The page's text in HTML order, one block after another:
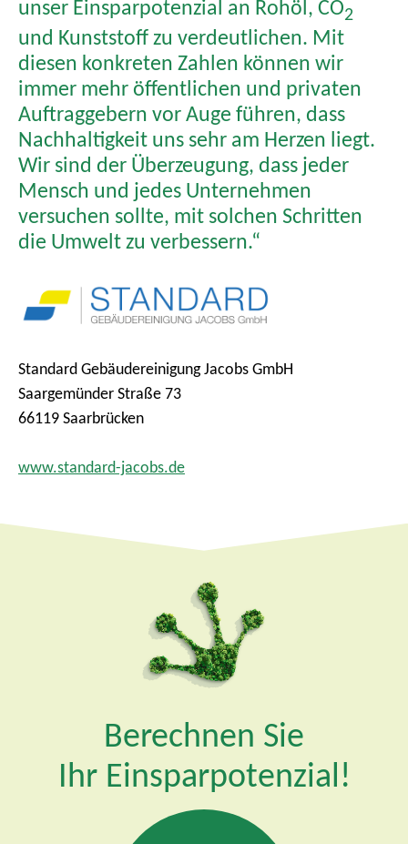
unser Einsparpotenzial an Rohöl, CO2
und Kunststoff zu verdeutlichen. Mit
diesen konkreten Zahlen können wir
immer mehr öffentlichen und privaten
Auftraggebern vor Auge führen, dass
Nachhaltigkeit uns sehr am Herzen liegt.
Wir sind der Überzeugung, dass jeder
Mensch und jedes Unternehmen
versuchen sollte, mit solchen Schritten
die Umwelt zu verbessern.“
Standard Gebäudereinigung Jacobs GmbH
Saargemünder Straße 73
66119 Saarbrücken
www.standard-jacobs.de
Berechnen Sie
Ihr Einsparpotenzial!